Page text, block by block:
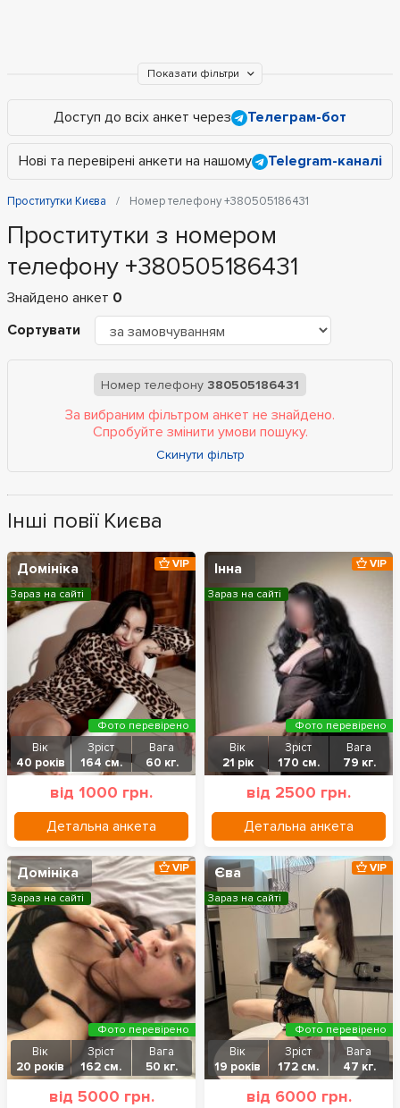
Показати фільтри
Доступ до всіх анкет через Телеграм-бот
Нові та перевірені анкети на нашому Telegram-каналі
Проститутки Києва Номер телефону +380505186431
Проститутки з номером
телефону +380505186431
Знайдено анкет 0
Сортувати
Номер телефону 380505186431
За вибраним фільтром анкет не знайдено.
Спробуйте змінити умови пошуку.
Скинути фільтр
Інші повії Києва
Домініка
Вік
40 років
Зріст
164 см.
Вага
60 кг.
від 1000 грн.
Детальна анкета
VIP
Зараз на сайті
Фото перевірено
Інна
Вік
21 рік
Зріст
170 см.
Вага
79 кг.
від 2500 грн.
Детальна анкета
VIP
Зараз на сайті
Фото перевірено
Домініка
Вік
20 років
Зріст
162 см.
Вага
50 кг.
від 5000 грн.
VIP
Зараз на сайті
Фото перевірено
Єва
Вік
19 років
Зріст
172 см.
Вага
47 кг.
від 6000 грн.
VIP
Зараз на сайті
Фото перевірено